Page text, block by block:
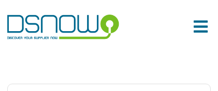
to
content